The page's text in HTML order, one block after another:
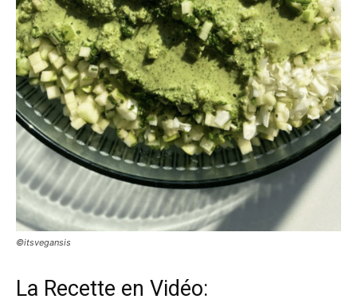
©itsvegansis
La Recette en Vidéo: